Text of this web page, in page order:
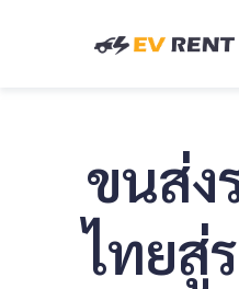
ขนส่ง
ไทยสู่